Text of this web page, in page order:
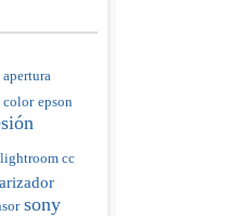
apertura
color epson
lightroom cc
sony